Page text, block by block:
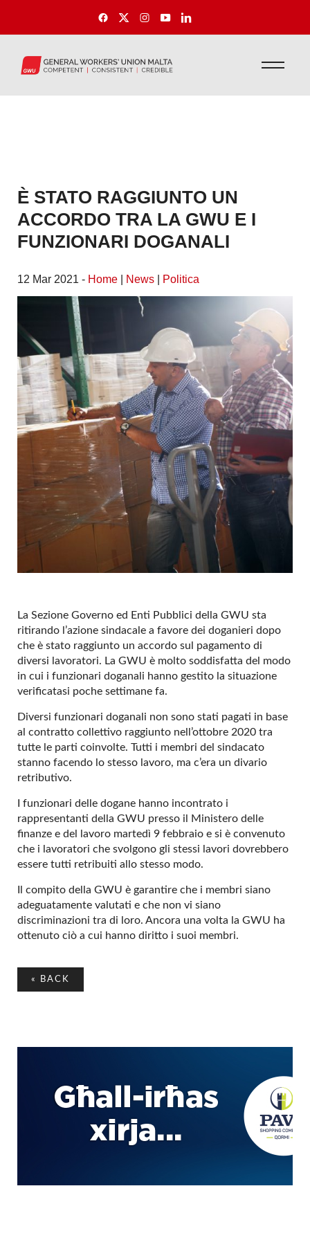
È STATO RAGGIUNTO UN
ACCORDO TRA LA GWU E I
FUNZIONARI DOGANALI
12 Mar 2021 - Home News Politica
La Sezione Governo ed Enti Pubblici della GWU sta
ritirando l’azione sindacale a favore dei doganieri dopo
che è stato raggiunto un accordo sul pagamento di
diversi lavoratori. La GWU è molto soddisfatta del modo
in cui i funzionari doganali hanno gestito la situazione
verificatasi poche settimane fa.
Diversi funzionari doganali non sono stati pagati in base
al contratto collettivo raggiunto nell’ottobre 2020 tra
tutte le parti coinvolte. Tutti i membri del sindacato
stanno facendo lo stesso lavoro, ma c’era un divario
retributivo.
I funzionari delle dogane hanno incontrato i
rappresentanti della GWU presso il Ministero delle
finanze e del lavoro martedì 9 febbraio e si è convenuto
che i lavoratori che svolgono gli stessi lavori dovrebbero
essere tutti retribuiti allo stesso modo.
Il compito della GWU è garantire che i membri siano
adeguatamente valutati e che non vi siano
discriminazioni tra di loro. Ancora una volta la GWU ha
ottenuto ciò a cui hanno diritto i suoi membri.
« BACK